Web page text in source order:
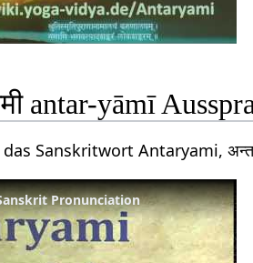
antar-yāmī
Sanskritwort Antaryami,
Pronunciation